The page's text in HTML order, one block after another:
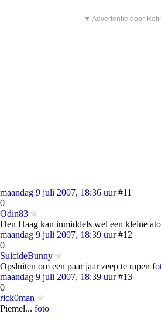
▼ Advertentie door
maandag 9 juli 2007, 18:36 uur #11
0
Odin83
Den Haag kan inmiddels wel een kleine
maandag 9 juli 2007, 18:39 uur #12
0
SuicideBunny
Opsluiten om een paar jaar zeep te rapen
maandag 9 juli 2007, 18:39 uur #13
0
rick0man
Piemel... foto